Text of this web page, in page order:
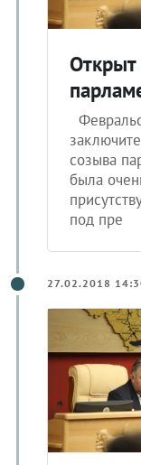
созыва
была
под пре
27.02.2018